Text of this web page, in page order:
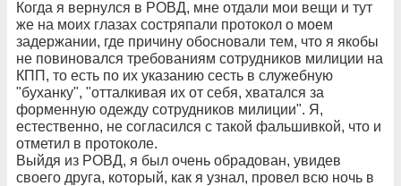
Когда я вернулся в РОВД, мне отдали мои вещи и тут
же на моих глазах состряпали протокол о моем
задержании, где причину обосновали тем, что я якобы
не повиновался требованиям сотрудников милиции на
КПП, то есть по их указанию сесть в служебную
"буханку", "отталкивая их от себя, хватался за
форменную одежду сотрудников милиции". Я,
естественно, не согласился с такой фальшивкой, что и
отметил в протоколе.
Выйдя из РОВД, я был очень обрадован, увидев
своего друга, который, как я узнал, провел всю ночь в